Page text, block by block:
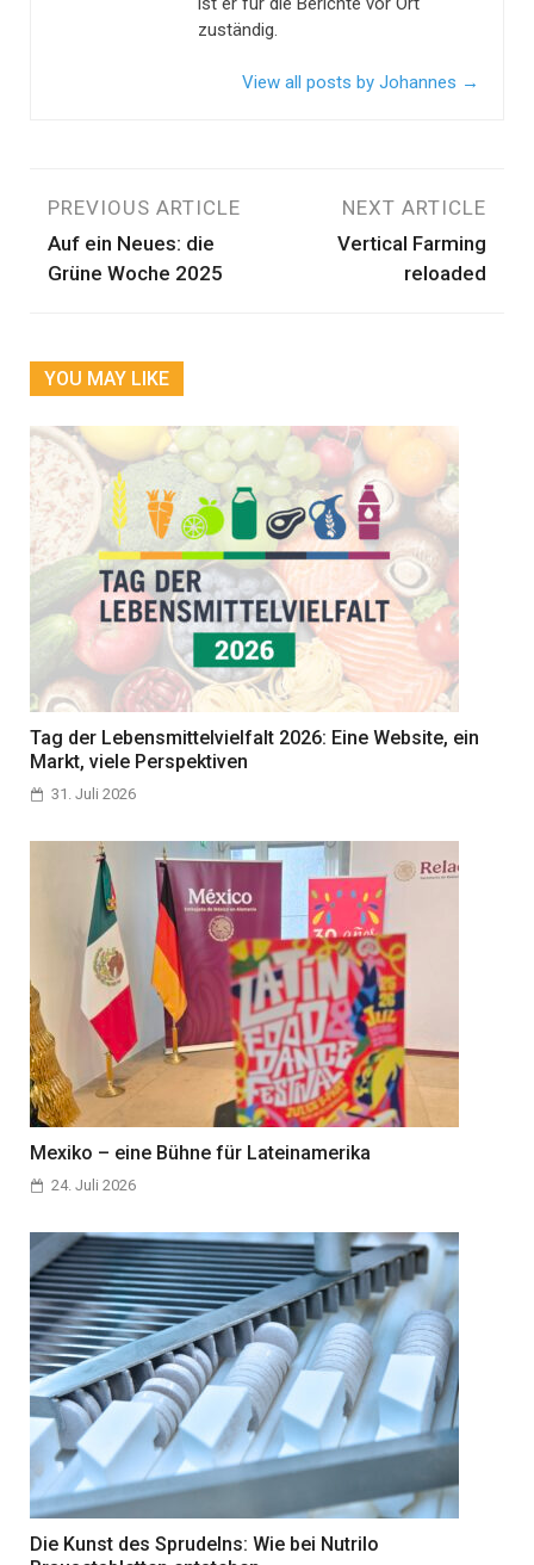
zuständig.
View all posts by Johannes →
Beitragsnavigation
PREVIOUS ARTICLE
Auf ein Neues: die
Grüne Woche 2025
NEXT ARTICLE
Vertical Farming
reloaded
YOU MAY LIKE
Tag der Lebensmittelvielfalt 2026: Eine Website, ein
Markt, viele Perspektiven
31. Juli 2026
Mexiko – eine Bühne für Lateinamerika
24. Juli 2026
Die Kunst des Sprudelns: Wie bei Nutrilo